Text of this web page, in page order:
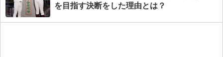
を目指す決断をした理由とは？